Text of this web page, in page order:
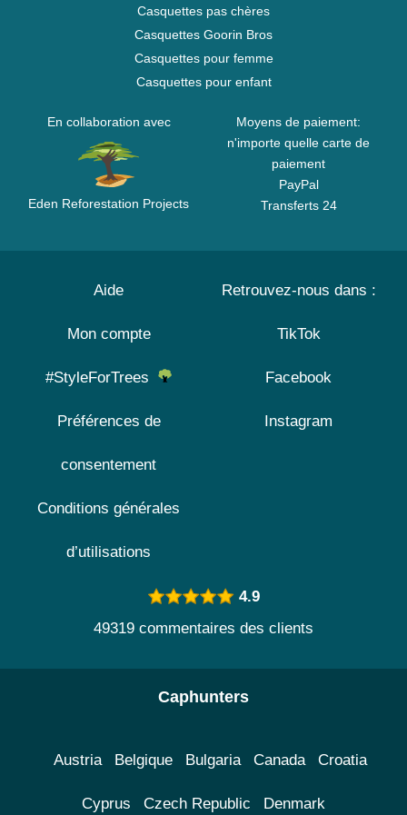
Casquettes pas chères
Casquettes Goorin Bros
Casquettes pour femme
Casquettes pour enfant
En collaboration avec
Eden Reforestation Projects
Moyens de paiement:
n'importe quelle carte de
paiement
PayPal
Transferts 24
Aide
Mon compte
#StyleForTrees
Préférences de
consentement
Conditions générales
d’utilisations
Retrouvez-nous dans :
TikTok
Facebook
Instagram
4.9
49319 commentaires des clients
Caphunters
Austria Belgique Bulgaria Canada Croatia
Cyprus Czech Republic Denmark